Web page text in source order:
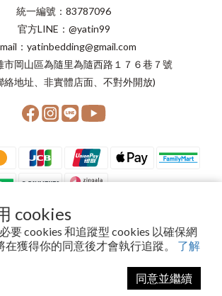
cookies
要 cookies 和追蹤型 cookies 以確保網
在獲得你的同意後才會執行追蹤。 了解
同意並繼續
統一編號：83787096
官方LINE：@yatin99
：yatinbedding@gmail.com
市岡山區為隨里為隨西路１７６巷７號
絡地址、非實體店面、不對外開放)
晨星寢具有限公司